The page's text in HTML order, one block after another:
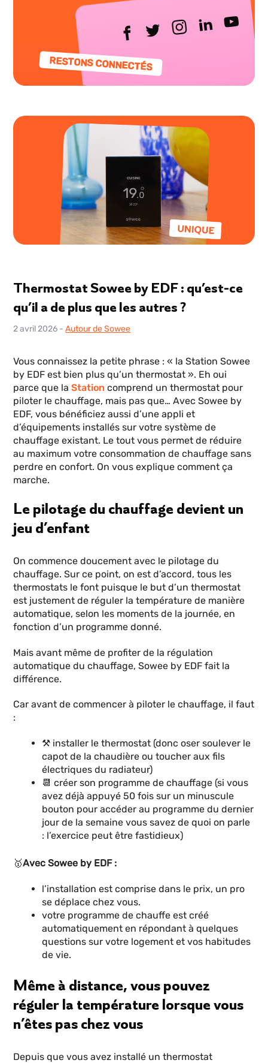
RESTONS CONNECTÉS
Thermostat Sowee by EDF : qu’est-ce
qu’il a de plus que les autres ?
2 avril 2026 -Autour de Sowee
Vous connaissez la petite phrase : « la Station Sowee
by EDF est bien plus qu’un thermostat ». Eh oui
parce que laStation comprend un thermostat pour
piloter le chauffage, mais pas que… Avec Sowee by
EDF, vous bénéficiez aussi d’une appli et
d’équipements installés sur votre système de
chauffage existant. Le tout vous permet de réduire
au maximum votre consommation de chauffage sans
perdre en confort. On vous explique comment ça
marche.
Le pilotage du chauffage devient un
jeu d’enfant
On commence doucement avec le pilotage du
chauffage. Sur ce point, on est d’accord, tous les
thermostats le font puisque le but d’un thermostat
est justement de réguler la température de manière
automatique, selon les moments de la journée, en
fonction d’un programme donné.
Mais avant même de profiter de la régulation
automatique du chauffage, Sowee by EDF fait la
différence.
Car avant de commencer à piloter le chauffage, il faut
:
⚒️ installer le thermostat (donc oser soulever le
capot de la chaudière ou toucher aux fils
électriques du radiateur)
📆 créer son programme de chauffage (si vous
avez déjà appuyé 50 fois sur un minuscule
bouton pour accéder au programme du dernier
jour de la semaine vous savez de quoi on parle
: l’exercice peut être fastidieux)
🥇Avec Sowee by EDF :
l’installation est comprise dans le prix, un pro
se déplace chez vous.
votre programme de chauffe est créé
automatiquement en répondant à quelques
questions sur votre logement et vos habitudes
de vie.
Même à distance, vous pouvez
réguler la température lorsque vous
n’êtes pas chez vous
Depuis que vous avez installé un thermostat